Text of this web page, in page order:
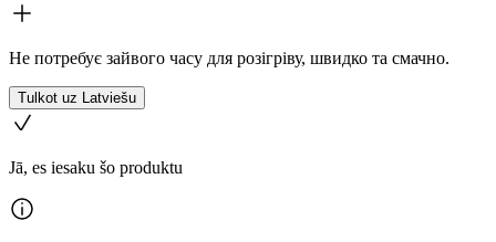
Не потребує зайвого часу для розігріву, швидко та смачно.
Tulkot uz Latviešu
Jā, es iesaku šo produktu